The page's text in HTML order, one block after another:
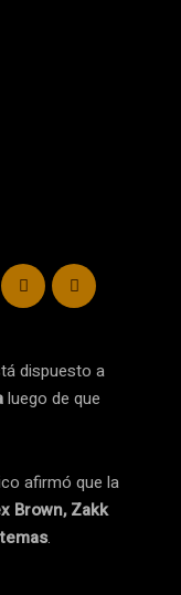
dispuesto a
luego de que
afirmó que la
Brown, Zakk
.